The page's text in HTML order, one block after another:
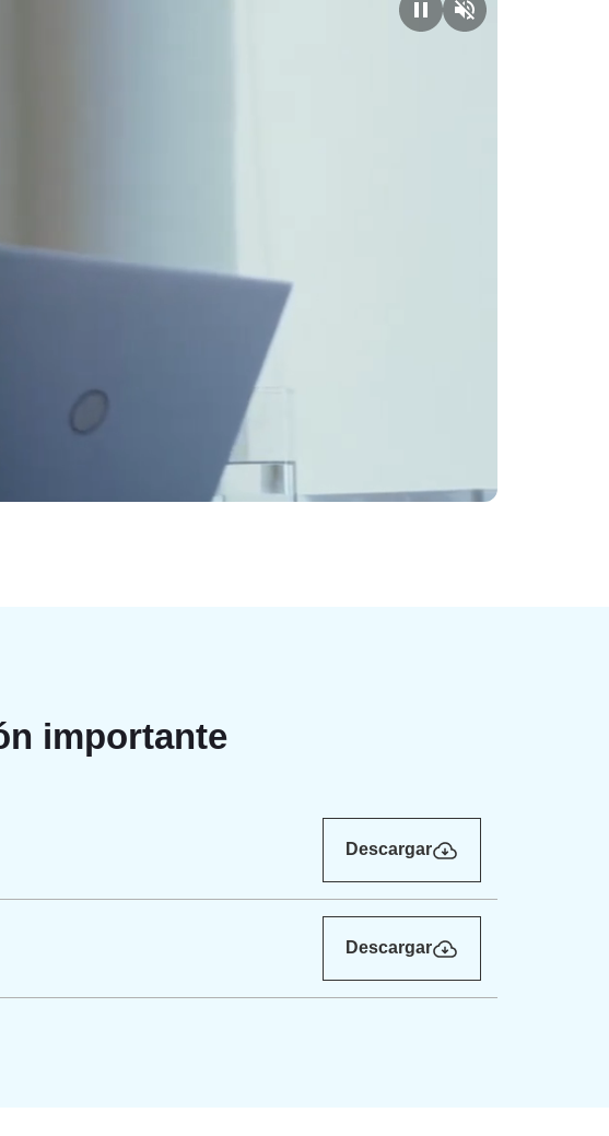
importante
Descargar
Descargar